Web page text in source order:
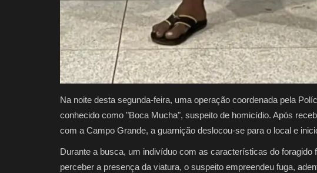
Na noite desta segunda-feira, uma operação coordenada pela
conhecido como "Boca Mucha", suspeito de homicídio. Após
com a Campo Grande, a guarnição deslocou-se para o local e
Durante a busca, um indivíduo com as características do foragido
perceber a presença da viatura, o suspeito empreendeu fuga,